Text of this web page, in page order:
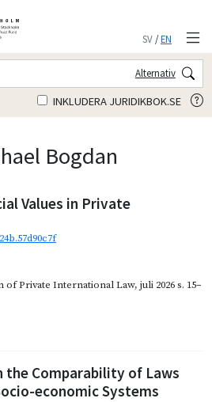
SV/EN
Alternativ
INKLUDERA JURIDIKBOK.SE
Bogdan
Values in Private
of Private International Law, juli 2026s. 15–
the Comparability of Laws
economic Systems